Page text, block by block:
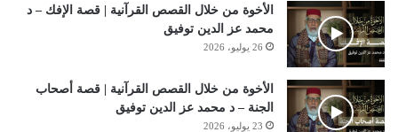
الأخوة من خلال القصص القرآنية | قصة الإفك – د
محمد عز الدين توفيق
26 يوليو، 2026
الأخوة من خلال القصص القرآنية | قصة أصحاب
الجنة – د محمد عز الدين توفيق
23 يوليو، 2026